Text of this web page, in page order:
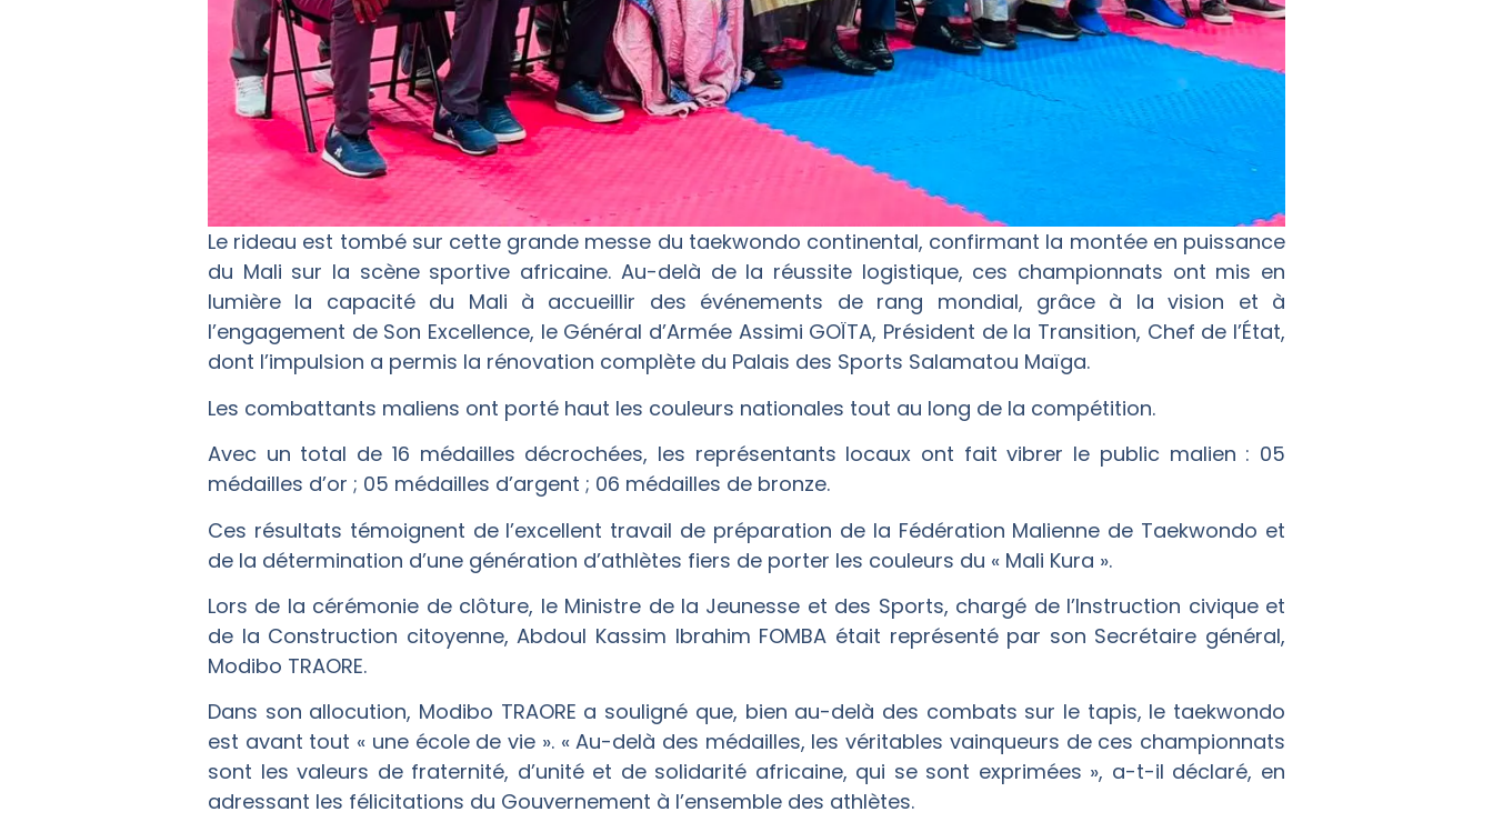
Le rideau est tombé sur cette grande messe du taekwondo continental, confirmant la montée en puissance
du Mali sur la scène sportive africaine. Au-delà de la réussite logistique, ces championnats ont mis en
lumière la capacité du Mali à accueillir des événements de rang mondial, grâce à la vision et à
l’engagement de Son Excellence, le Général d’Armée Assimi GOÏTA, Président de la Transition, Chef de l’État,
dont l’impulsion a permis la rénovation complète du Palais des Sports Salamatou Maïga.
Les combattants maliens ont porté haut les couleurs nationales tout au long de la compétition.
Avec un total de 16 médailles décrochées, les représentants locaux ont fait vibrer le public malien : 05
médailles d’or ; 05 médailles d’argent ; 06 médailles de bronze.
Ces résultats témoignent de l’excellent travail de préparation de la Fédération Malienne de Taekwondo et
de la détermination d’une génération d’athlètes fiers de porter les couleurs du « Mali Kura ».
Lors de la cérémonie de clôture, le Ministre de la Jeunesse et des Sports, chargé de l’Instruction civique et
de la Construction citoyenne, Abdoul Kassim Ibrahim FOMBA était représenté par son Secrétaire général,
Modibo TRAORE.
Dans son allocution, Modibo TRAORE a souligné que, bien au-delà des combats sur le tapis, le taekwondo
est avant tout « une école de vie ». « Au-delà des médailles, les véritables vainqueurs de ces championnats
sont les valeurs de fraternité, d’unité et de solidarité africaine, qui se sont exprimées », a-t-il déclaré, en
adressant les félicitations du Gouvernement à l’ensemble des athlètes.